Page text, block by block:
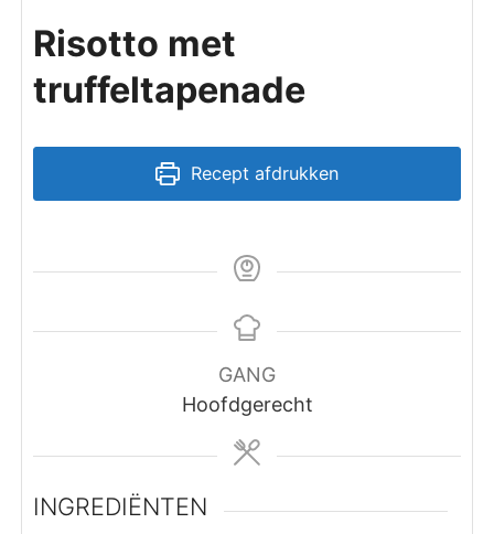
Risotto met
truffeltapenade
Recept afdrukken
GANG
Hoofdgerecht
INGREDIËNTEN